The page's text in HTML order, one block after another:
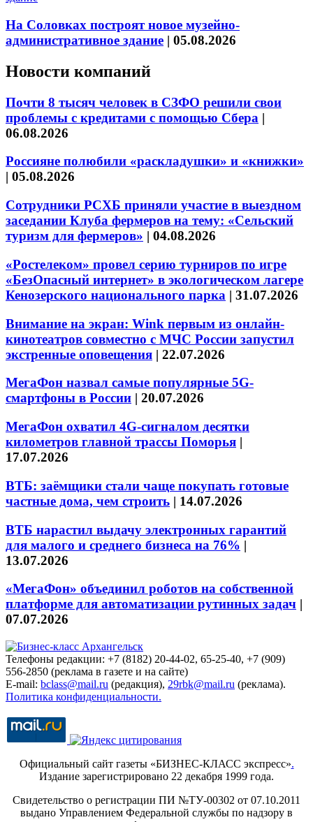
На Соловках построят новое музейно-
административное здание | 05.08.2026
Новости компаний
Почти 8 тысяч человек в СЗФО решили свои
проблемы с кредитами с помощью Сбера |
06.08.2026
Россияне полюбили «раскладушки» и «книжки»
| 05.08.2026
Сотрудники РСХБ приняли участие в выездном
заседании Клуба фермеров на тему: «Сельский
туризм для фермеров» | 04.08.2026
«Ростелеком» провел серию турниров по игре
«БезОпасный интернет» в экологическом лагере
Кенозерского национального парка | 31.07.2026
Внимание на экран: Wink первым из онлайн-
кинотеатров совместно с МЧС России запустил
экстренные оповещения | 22.07.2026
МегаФон назвал самые популярные 5G-
смартфоны в России | 20.07.2026
МегаФон охватил 4G-сигналом десятки
километров главной трассы Поморья |
17.07.2026
ВТБ: заёмщики стали чаще покупать готовые
частные дома, чем строить | 14.07.2026
ВТБ нарастил выдачу электронных гарантий
для малого и среднего бизнеса на 76% |
13.07.2026
«МегаФон» объединил роботов на собственной
платформе для автоматизации рутинных задач |
07.07.2026
Телефоны редакции: +7 (8182) 20-44-02, 65-25-40, +7 (909)
556-2850 (реклама в газете и на сайте)
E-mail: bclass@mail.ru (редакция), 29rbk@mail.ru (реклама).
Политика конфиденциальности.
Официальный сайт газеты «БИЗНЕС-КЛАСС экспресс».
Издание зарегистрировано 22 декабря 1999 года.
Свидетельство о регистрации ПИ №ТУ-00302 от 07.10.2011
выдано Управлением Федеральной службы по надзору в